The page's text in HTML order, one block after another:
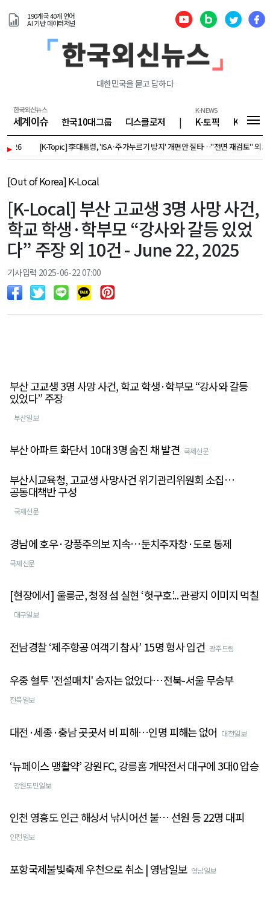
190개국 40개 언어
AI 기반 데이터저널
대한민국을 묻고 답하다
한국외신뉴스
세계이슈 한국10대그룹 디스클로저 |
K-NEWS
K-토픽 K-기업
▸ [K-Topic] 李대통령, 'ISA·주가누르기 방지' 개편안 질타…"전면 재검토" 외 30건
[Out of Korea] K-Local
[K-Local] 부산 고교생 3명 사망 사건,
학교 학생·학부모 “강사와 갈등 있었
다” 주장 외 10건 - June 22, 2025
기사입력 2025-06-22 07:00
부산 고교생 3명 사망 사건, 학교 학생·학부모 “강사와 갈등
있었다” 주장
부산일보
부산 아파트 화단서 10대 3명 숨진 채 발견 국제신문
부산시교육청, 고교생 사망사건 위기관리위원회 소집…
공동대책반 구성
국제신문
경남에 호우·강풍주의보 지속…둔치주자창·도로 통제
국제신문
[현장에서] 울릉군, 청정 섬 실현 ‘헛구호’... 관광지 이미지 먹칠
대구일보
전남경찰 ‘제주항공 여객기 참사’ 15명 형사 입건 광주드림
우중 혈투 '전설매치' 승자는 없었다⋯전북-서울 무승부
전북일보
대전·세종·충남 곳곳서 비 피해…인명 피해는 없어 대전일보
‘뉴페이스 맹활약’ 강원FC, 강릉홈 개막전서 대구에 3대0 압승
강원도민일보
인천 영흥도 인근 해상서 낚시어선 불… 선원 등 22명 대피
인천일보
포항국제불빛축제 우천으로 취소 | 영남일보 영남일보